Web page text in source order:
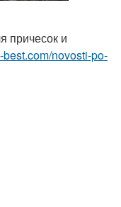
причесок и
novosti-po-